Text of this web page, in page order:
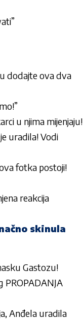
dodajte ova dva
u njima mijenjaju!
uradila! Vodi
fotka postoji!
reakcija
skinula
Gastozu!
PROPADANJA
Anđela uradila